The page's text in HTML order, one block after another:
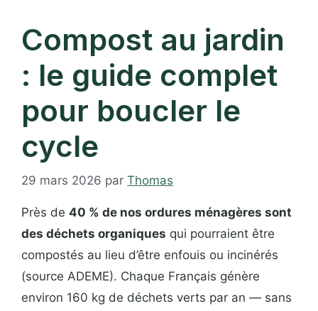
Compost au jardin
: le guide complet
pour boucler le
cycle
29 mars 2026 par Thomas
Près de 40 % de nos ordures ménagères sont
des déchets organiques qui pourraient être
compostés au lieu d’être enfouis ou incinérés
(source ADEME). Chaque Français génère
environ 160 kg de déchets verts par an — sans